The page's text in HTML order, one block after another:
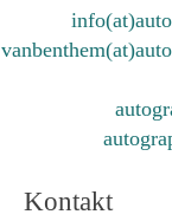
Kontakt